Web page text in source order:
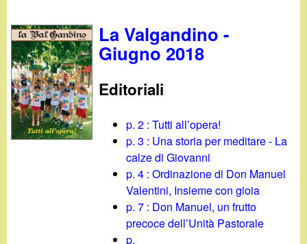
La Valgandino -
Giugno 2018
Editoriali
p. 2 : Tutti all’opera!
p. 3 : Una storia per meditare - La
calze di Giovanni
p. 4 : Ordinazione di Don Manuel
Valentini, Insieme con gioia
p. 7 : Don Manuel, un frutto
precoce dell’Unità Pastorale
p.